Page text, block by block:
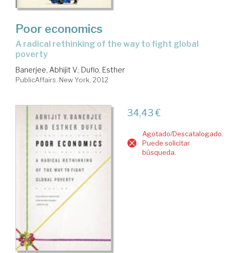
Poor economics
a radical rethinking of the way to fight global
poverty
Banerjee, Abhijit V.; Duflo, Esther
PublicAffairs. New York, 2012
34,43 €
Agotado/Descatalogado.
Puede solicitar
búsqueda.